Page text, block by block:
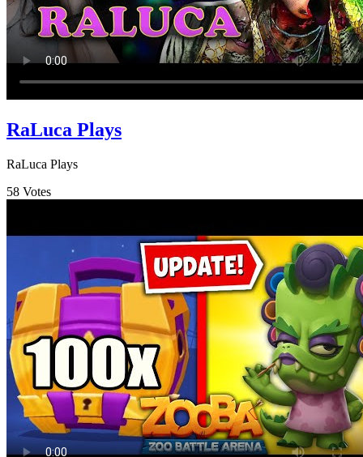
RaLuca Plays
RaLuca Plays
58 Votes